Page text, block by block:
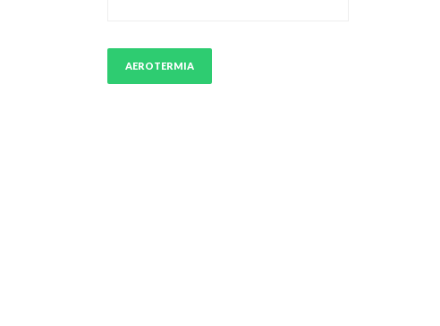
AEROTERMIA